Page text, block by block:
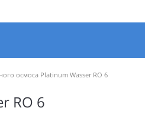
осмоса Platinum Wasser RO 6
RO 6